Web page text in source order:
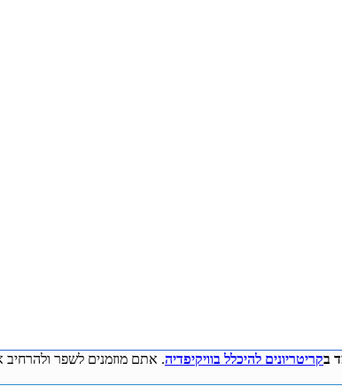
בקריטריונים להיכלל בוויקיפדיה. אתם מוזמנים לשפר